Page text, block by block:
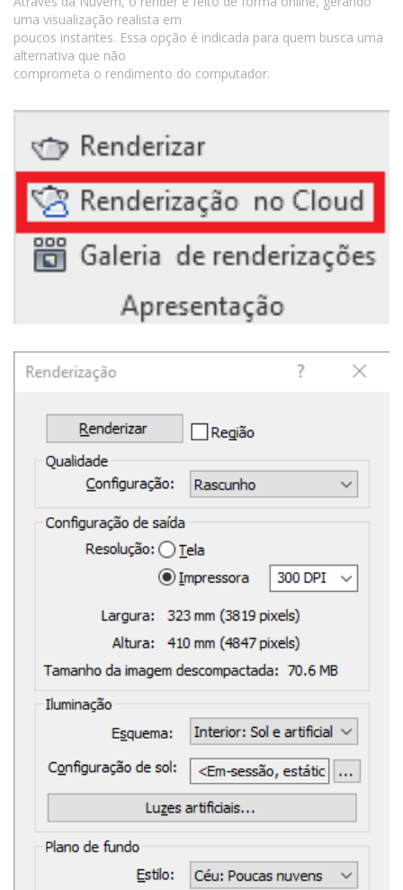
uma visualização realista em
poucos instantes. Essa opção é indicada para quem busca uma
alternativa que não
comprometa o rendimento do computador.